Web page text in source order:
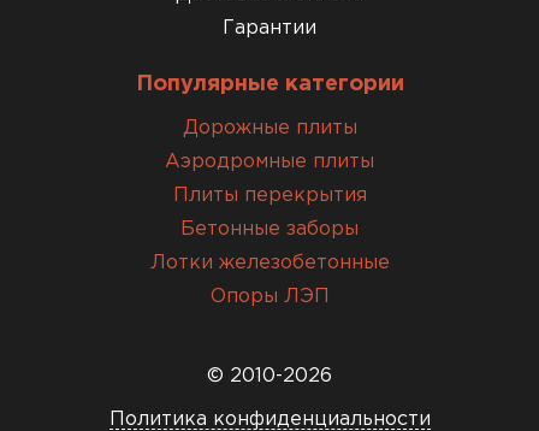
Гарантии
Популярные категории
Дорожные плиты
Аэродромные плиты
Плиты перекрытия
Бетонные заборы
Лотки железобетонные
Опоры ЛЭП
© 2010-2026
Политика конфиденциальности